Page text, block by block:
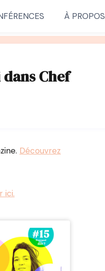
À PROPOS
Chef
Découvrez
ici.